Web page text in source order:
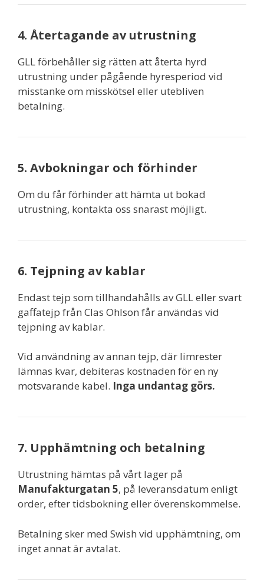
4. Återtagande av utrustning
GLL förbehåller sig rätten att återta hyrd
utrustning under pågående hyresperiod vid
misstanke om misskötsel eller utebliven
betalning.
5. Avbokningar och förhinder
Om du får förhinder att hämta ut bokad
utrustning, kontakta oss snarast möjligt.
6. Tejpning av kablar
Endast tejp som tillhandahålls av GLL eller svart
gaffatejp från Clas Ohlson får användas vid
tejpning av kablar.
Vid användning av annan tejp, där limrester
lämnas kvar, debiteras kostnaden för en ny
motsvarande kabel. Inga undantag görs.
7. Upphämtning och betalning
Utrustning hämtas på vårt lager på
Manufakturgatan 5, på leveransdatum enligt
order, efter tidsbokning eller överenskommelse.
Betalning sker med Swish vid upphämtning, om
inget annat är avtalat.